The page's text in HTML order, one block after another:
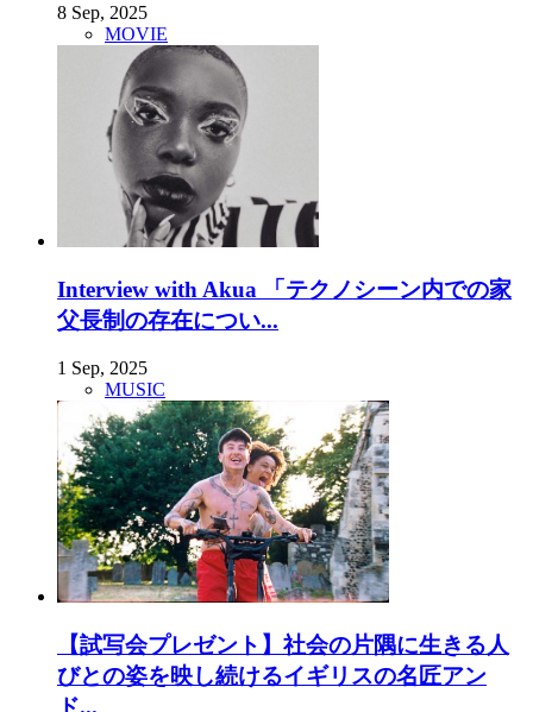
8 Sep, 2025
MOVIE
Interview with Akua 「テクノシーン内での家
父長制の存在につい...
1 Sep, 2025
MUSIC
【試写会プレゼント】社会の片隅に生きる人
びとの姿を映し続けるイギリスの名匠アン
ド...